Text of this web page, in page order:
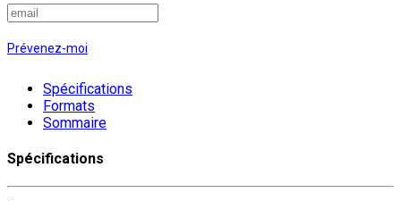
Prévenez-moi
Spécifications
Formats
Sommaire
Spécifications